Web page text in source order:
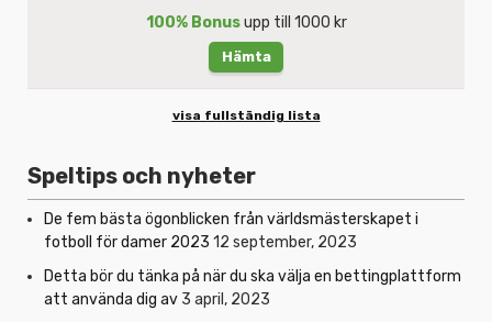
100% Bonusupp till 1000 kr
Hämta
visa fullständig lista
Speltips och nyheter
De fem bästa ögonblicken från världsmästerskapet i
fotboll för damer 2023 12 september, 2023
Detta bör du tänka på när du ska välja en bettingplattform
att använda dig av 3 april, 2023